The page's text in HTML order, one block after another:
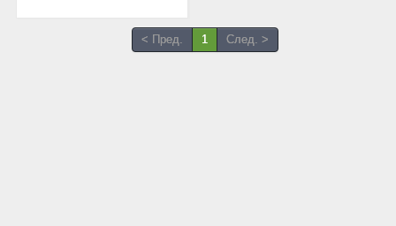
< Пред. 1 След. >